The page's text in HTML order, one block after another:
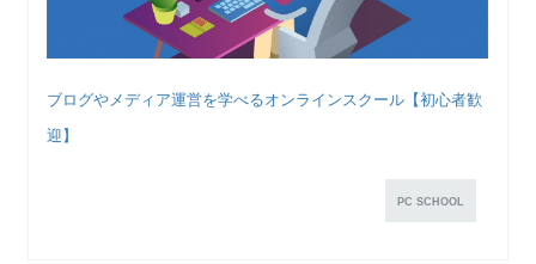
ブログやメディア運営を学べるオンラインスクール【初心者歓
迎】
PC SCHOOL